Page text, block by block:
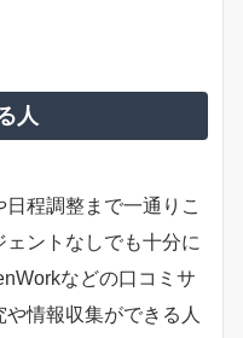
人
程調整まで一通りこ
ントなしでも十分に
などの口コミサ
情報収集ができる人